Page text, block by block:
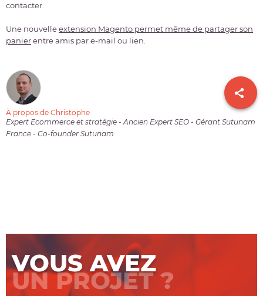
contacter.
Une nouvelleextension Magento permet même de partager son
panierentre amis par e-mail ou lien.
À propos de Christophe
Expert Ecommerce et stratégie - Ancien Expert SEO - Gérant Sutunam
France - Co-founder Sutunam
VOUS AVEZ
UN PROJET ?